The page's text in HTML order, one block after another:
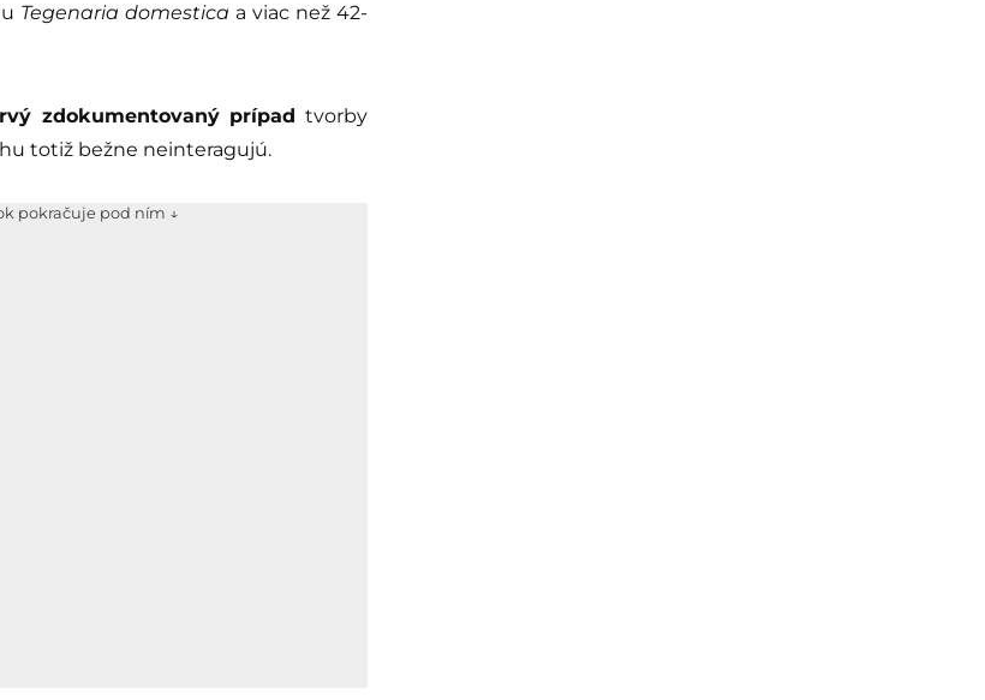
Tegenaria domestica a viac než 42-
zdokumentovaný prípad tvorby
totiž bežne neinteragujú.
pokračuje pod ním ↓